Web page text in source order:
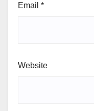
Email *
Website